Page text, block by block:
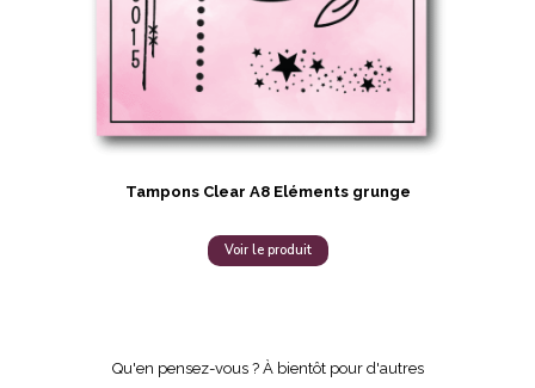
Tampons Clear A8 Eléments grunge
Voir le produit
Qu'en pensez-vous ? À bientôt pour d'autres